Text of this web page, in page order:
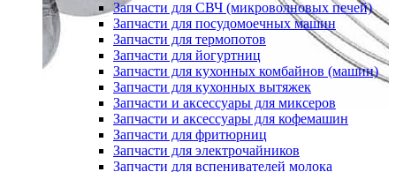
Запчасти для СВЧ (микроволновых печей)
Запчасти для посудомоечных машин
Запчасти для термопотов
Запчасти для йогуртниц
Запчасти для кухонных комбайнов (машин)
Запчасти для кухонных вытяжек
Запчасти и аксессуары для миксеров
Запчасти и аксессуары для кофемашин
Запчасти для фритюрниц
Запчасти для электрочайников
Запчасти для вспенивателей молока